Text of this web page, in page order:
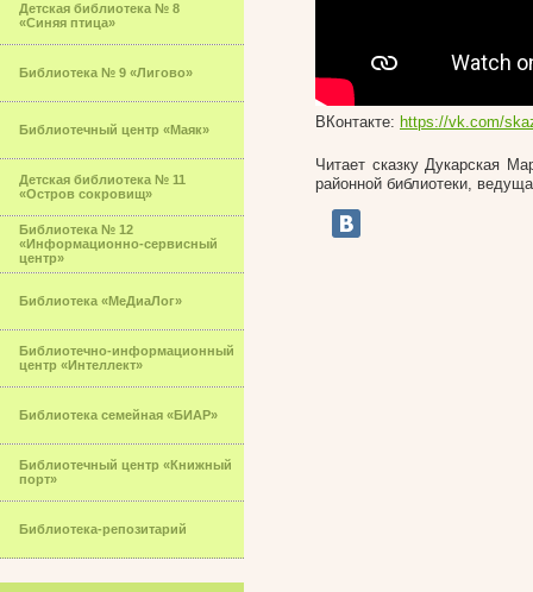
Детская библиотека № 8
«Синяя птица»
Библиотека № 9 «Лигово»
Библиотечный центр «Маяк»
Детская библиотека № 11
«Остров сокровищ»
Библиотека № 12
«Информационно-сервисный
центр»
Библиотека «МеДиаЛог»
Библиотечно-информационный
центр «Интеллект»
Библиотека семейная «БИАР»
Библиотечный центр «Книжный
порт»
Библиотека-репозитарий
ВКонтакте: https://vk.com/
Читает сказку Дукарская
районной библиотеки,